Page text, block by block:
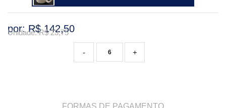
por: R$142,50
Unidade: R$23,75
+
-
FORMAS DE PAGAMENTO